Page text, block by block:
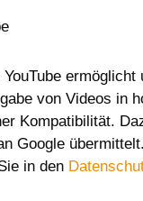
YouTube ermöglicht
von Videos in
Kompatibilität.
Google
in den